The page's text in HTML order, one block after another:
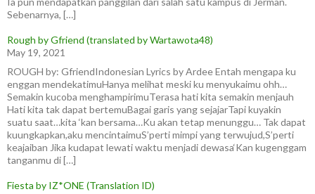
Sebenarnya, […]
Rough by Gfriend (translated by Wartawota48)
May 19, 2021
ROUGH by: GfriendIndonesian Lyrics by Ardee Entah mengapa ku
enggan mendekatimuHanya melihat meski ku menyukaimu ohh…
Semakin kucoba menghampirimuTerasa hati kita semakin menjauh
Hati kita tak dapat bertemuBagai garis yang sejajarTapi kuyakin
suatu saat…kita ‘kan bersama…Ku akan tetap menunggu… Tak dapat
kuungkapkan,aku mencintaimuS’perti mimpi yang terwujud,S’perti
keajaiban Jika kudapat lewati waktu menjadi dewasa‘Kan kugenggam
tanganmu di […]
Fiesta by IZ*ONE (Translation ID)